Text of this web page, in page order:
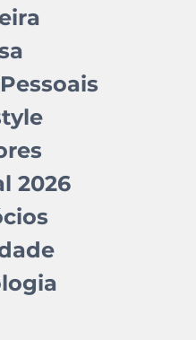
2026